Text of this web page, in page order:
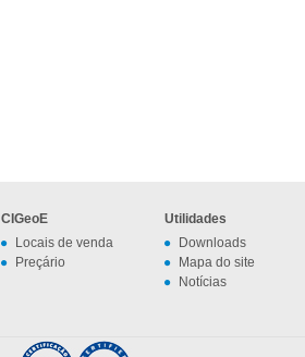
CIGeoE
Locais de venda
Preçário
Utilidades
Downloads
Mapa do site
Notícias